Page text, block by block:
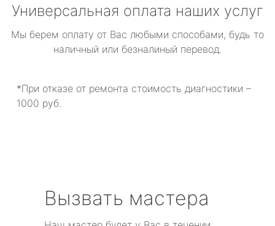
Универсальная оплата наших услуг
Мы берем оплату от Вас любыми способами, будь то
наличный или безналиный перевод.
*При отказе от ремонта стоимость диагностики –
1000 руб.
Вызвать мастера